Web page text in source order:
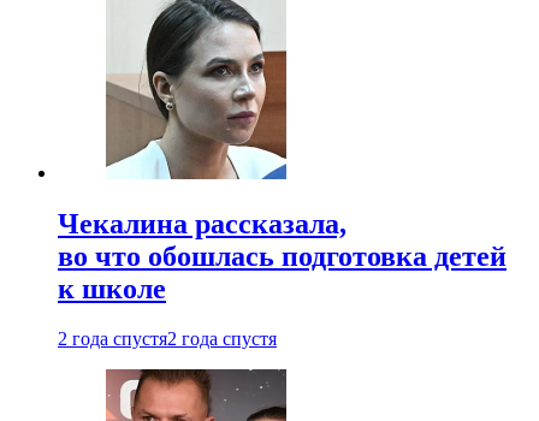
Чекалина рассказала,
во что обошлась подготовка детей
к школе
2 года спустя2 года спустя